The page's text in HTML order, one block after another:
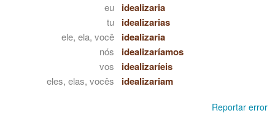
eu idealizaria
tu idealizarias
ele, ela, você idealizaria
nós idealizaríamos
vos idealizaríeis
eles, elas, vocês idealizariam
Reportar error